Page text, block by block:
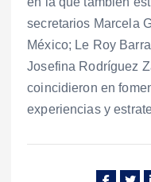
secretarios Marcela
México; Le Roy
Josefina Rodríguez
coincidieron en
experiencias y